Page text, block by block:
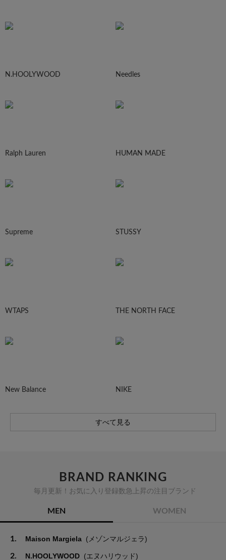
N.HOOLYWOOD Needles
Ralph Lauren HUMAN MADE
Supreme STUSSY
WTAPS THE NORTH FACE
New Balance NIKE
すべて見る
BRAND RANKING
毎月更新！お気に入り登録数急上昇の注目ブランド
MEN WOMEN
1. Maison Margiela (メゾンマルジェラ)
2. N.HOOLYWOOD (エヌハリウッド)